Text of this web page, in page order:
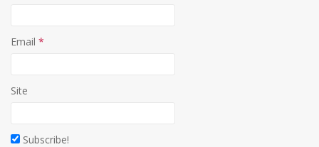
Email *
Site
Subscribe!